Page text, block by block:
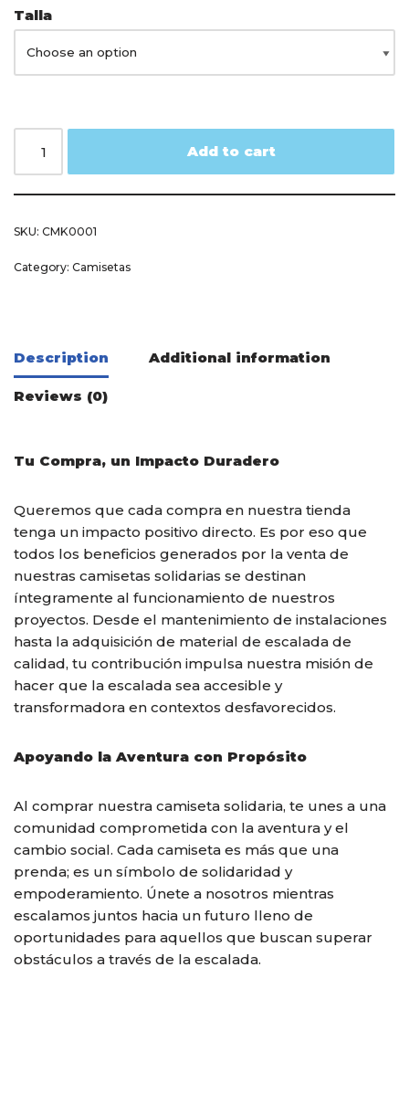
Talla
Add to cart
SKU: CMK0001
Category: Camisetas
Description Additional information
Reviews (0)
Tu Compra, un Impacto Duradero
Queremos que cada compra en nuestra tienda
tenga un impacto positivo directo. Es por eso que
todos los beneficios generados por la venta de
nuestras camisetas solidarias se destinan
íntegramente al funcionamiento de nuestros
proyectos. Desde el mantenimiento de instalaciones
hasta la adquisición de material de escalada de
calidad, tu contribución impulsa nuestra misión de
hacer que la escalada sea accesible y
transformadora en contextos desfavorecidos.
Apoyando la Aventura con Propósito
Al comprar nuestra camiseta solidaria, te unes a una
comunidad comprometida con la aventura y el
cambio social. Cada camiseta es más que una
prenda; es un símbolo de solidaridad y
empoderamiento. Únete a nosotros mientras
escalamos juntos hacia un futuro lleno de
oportunidades para aquellos que buscan superar
obstáculos a través de la escalada.